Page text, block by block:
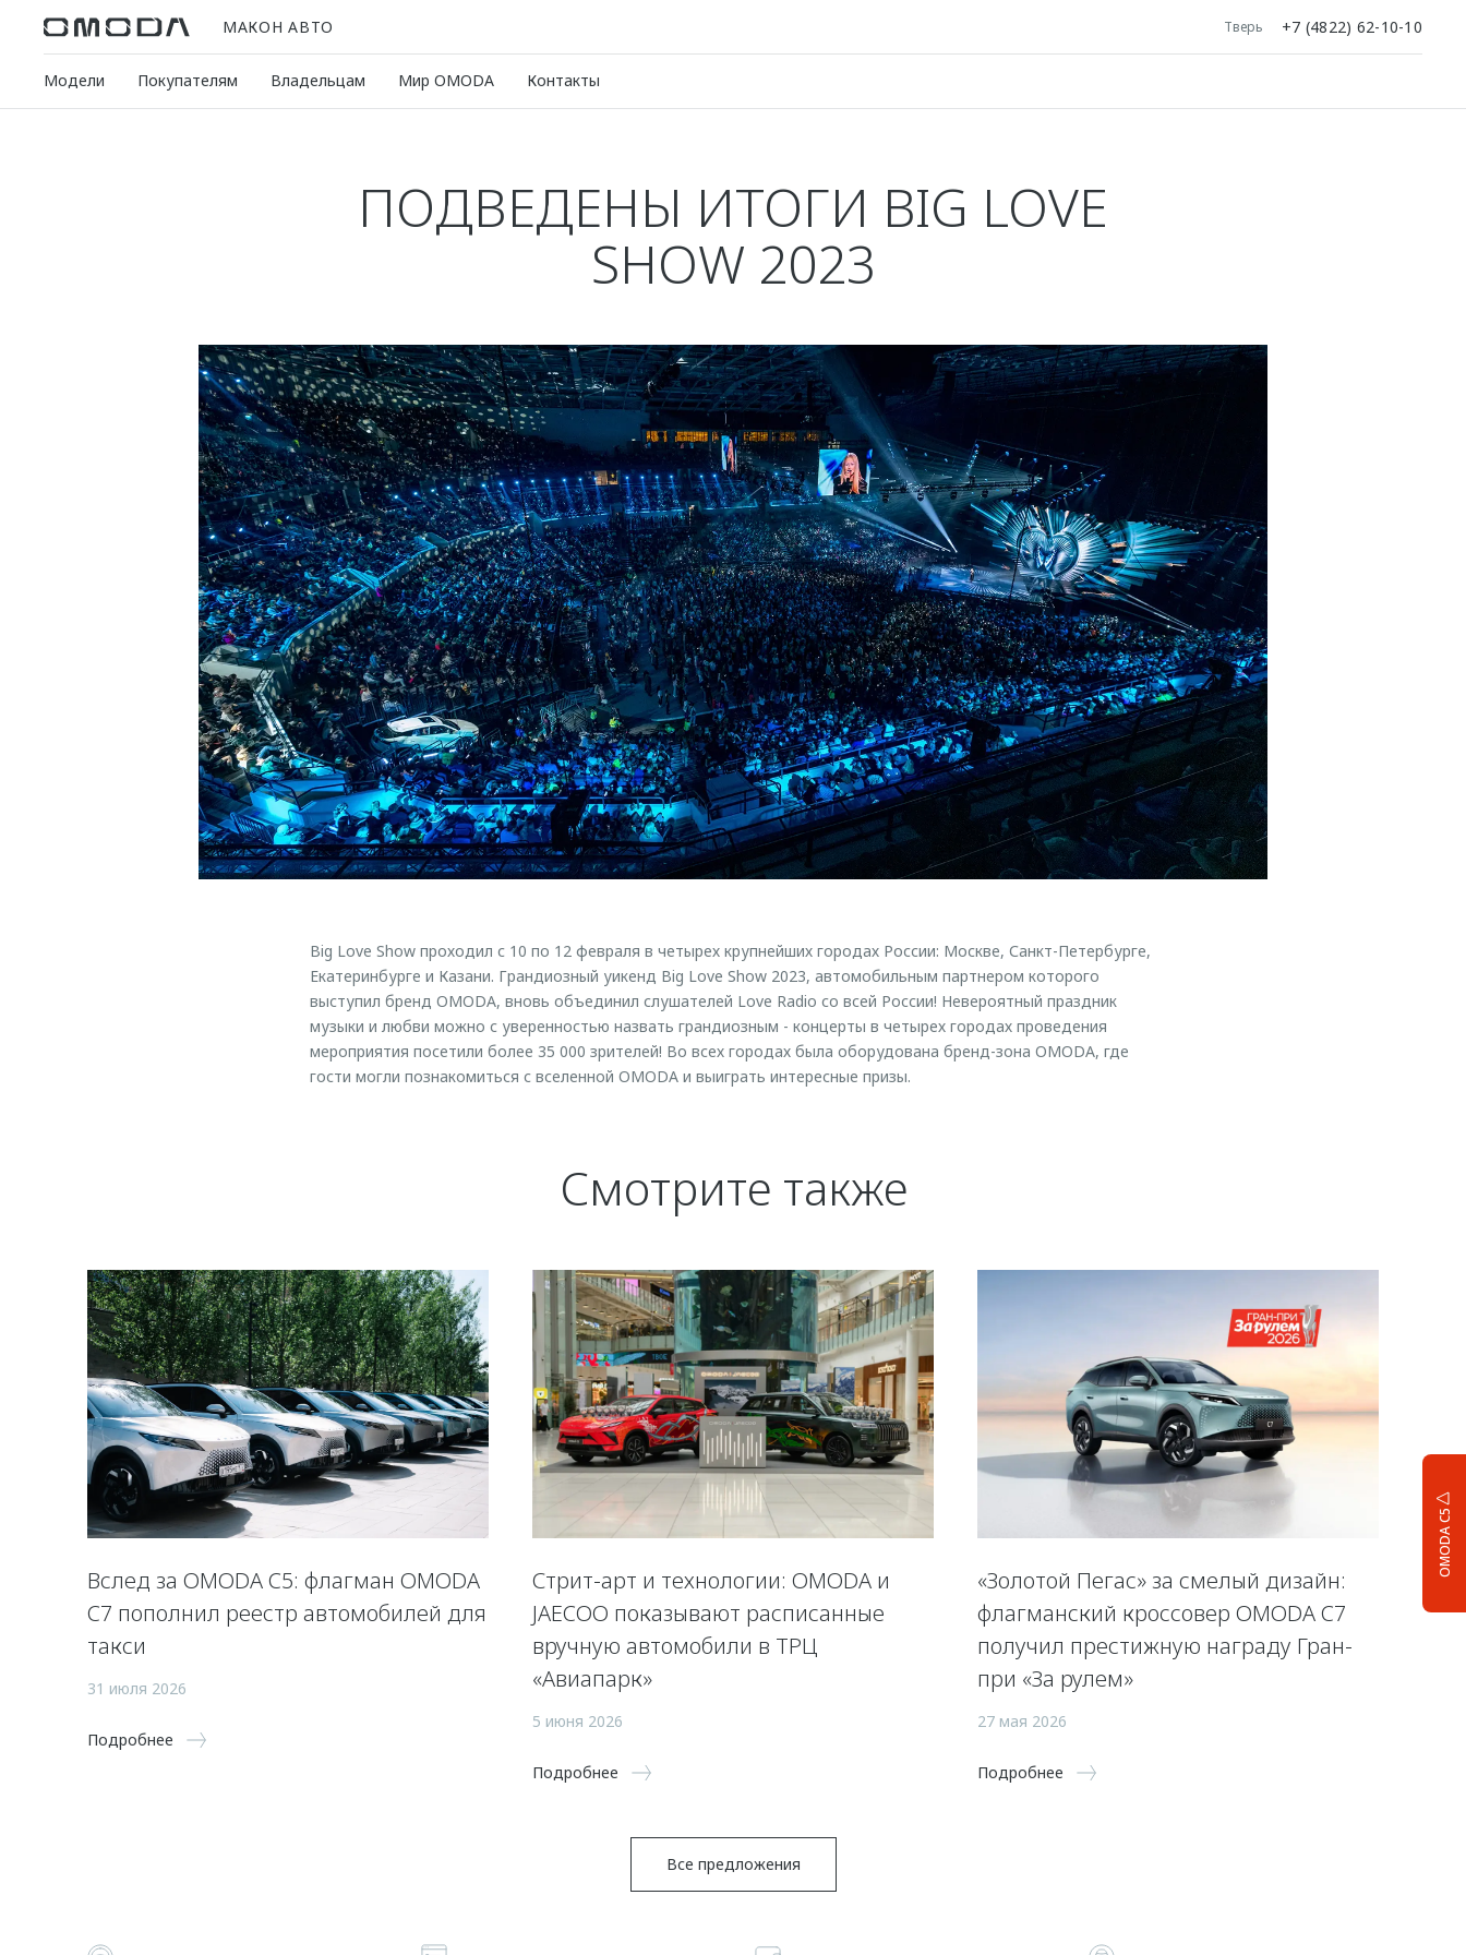
МАКОН АВТО Тверь +7 (4822) 62-10-10
Модели Покупателям Владельцам Мир OMODA Контакты
OMODA C5
ПОДВЕДЕНЫ ИТОГИ BIG LOVE
SHOW 2023
Big Love Show проходил с 10 по 12 февраля в четырех крупнейших городах России: Москве, Санкт-Петербурге,
Екатеринбурге и Казани. Грандиозный уикенд Big Love Show 2023, автомобильным партнером которого
выступил бренд OMODA, вновь объединил слушателей Love Radio со всей России! Невероятный праздник
музыки и любви можно с уверенностью назвать грандиозным - концерты в четырех городах проведения
мероприятия посетили более 35 000 зрителей! Во всех городах была оборудована бренд-зона OMODA, где
гости могли познакомиться с вселенной OMODA и выиграть интересные призы.
Смотрите также
Вслед за OMODA C5: флагман OMODA
C7 пополнил реестр автомобилей для
такси
31 июля 2026
Подробнее
Стрит-арт и технологии: OMODA и
JAECOO показывают расписанные
вручную автомобили в ТРЦ
«Авиапарк»
5 июня 2026
Подробнее
«Золотой Пегас» за смелый дизайн:
флагманский кроссовер OMODA C7
получил престижную награду Гран-
при «За рулем»
27 мая 2026
Подробнее
Все предложения